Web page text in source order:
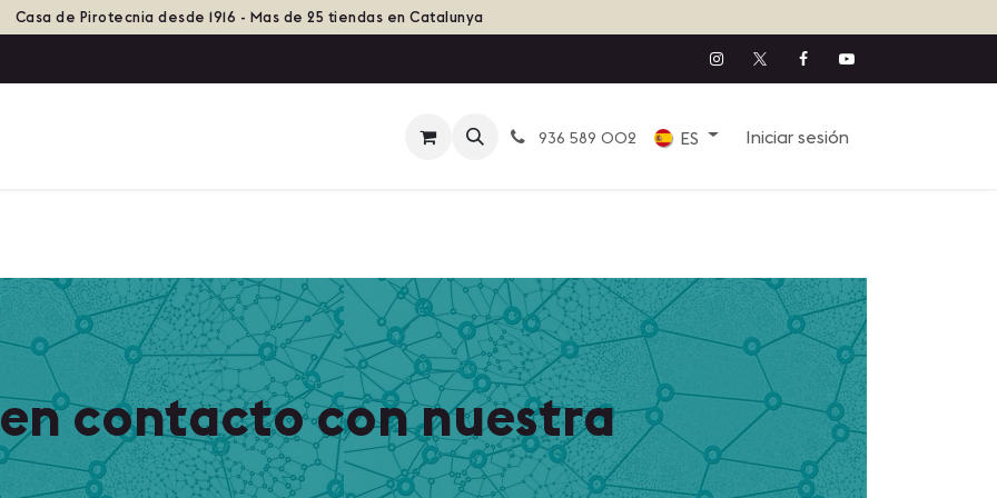
Casa de Pirotecnia desde 1916 - Mas de 25 tiendas en Catalunya
936 589 002 ES Iniciar sesión
contacto con nuestra